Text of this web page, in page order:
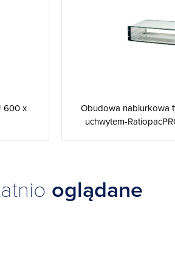
600 x
Obudowa nabiurkowa
uchwytem-
oglądane